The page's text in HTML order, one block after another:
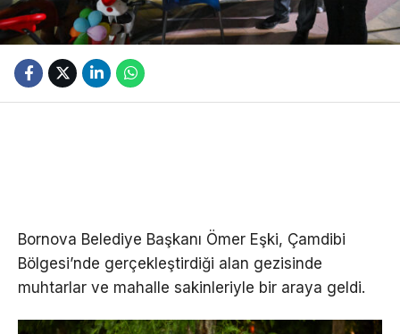
Bornova Belediye Başkanı Ömer Eşki, Çamdibi
Bölgesi’nde gerçekleştirdiği alan gezisinde
muhtarlar ve mahalle sakinleriyle bir araya geldi.